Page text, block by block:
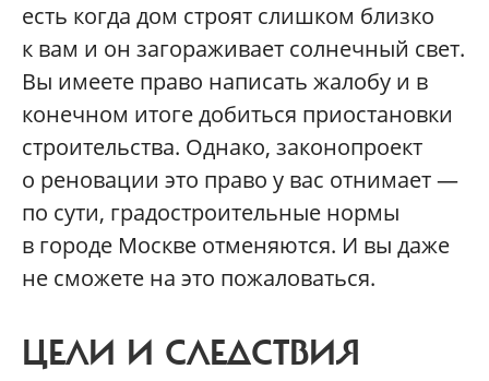
есть когда дом строят слишком близко
к вам и он загораживает солнечный свет.
Вы имеете право написать жалобу и в
конечном итоге добиться приостановки
строительства. Однако, законопроект
о реновации это право у вас отнимает —
по сути, градостроительные нормы
в городе Москве отменяются. И вы даже
не сможете на это пожаловаться.
ЦЕЛИ И СЛЕДСТВИЯ